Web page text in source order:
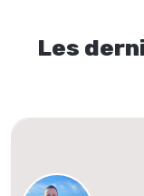
Les